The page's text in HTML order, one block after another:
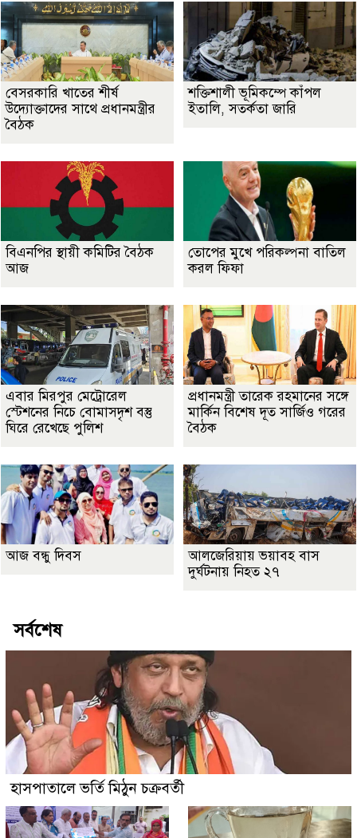
বেসরকারি খাতের শীর্ষ
উদ্যোক্তাদের সাথে প্রধানমন্ত্রীর
বৈঠক
শক্তিশালী ভূমিকম্পে কাঁপল
ইতালি, সতর্কতা জারি
বিএনপির স্থায়ী কমিটির বৈঠক
আজ
তোপের মুখে পরিকল্পনা বাতিল
করল ফিফা
এবার মিরপুর মেট্রোরেল
স্টেশনের নিচে বোমাসদৃশ বস্তু
ঘিরে রেখেছে পুলিশ
প্রধানমন্ত্রী তারেক রহমানের সঙ্গে
মার্কিন বিশেষ দূত সার্জিও গরের
বৈঠক
আজ বন্ধু দিবস
আলজেরিয়ায় ভয়াবহ বাস
দুর্ঘটনায় নিহত ২৭
সর্বশেষ
হাসপাতালে ভর্তি মিঠুন চক্রবর্তী